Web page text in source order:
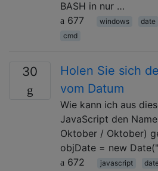
BASH in nur …
677
windows date
cmd
30
Holen Sie sich
vom Datum
Wie kann ich aus
JavaScript den
Oktober / Oktober)
objDate = new
672
javascript